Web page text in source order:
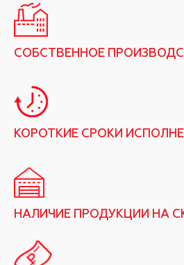
СОБСТВЕННОЕ
КОРОТКИЕ СРОКИ
НАЛИЧИЕ ПРОДУКЦИИ НА